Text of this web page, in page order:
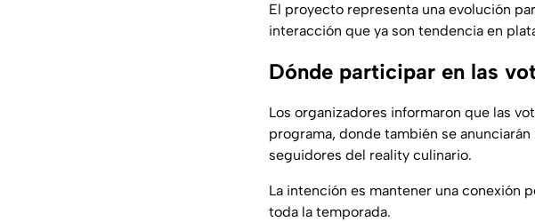
El proyecto representa una evolución
interacción que ya son tendencia en
Dónde participar en las
Los organizadores informaron que las
programa, donde también se
seguidores del reality culinario.
La intención es mantener una conexión
toda la temporada.